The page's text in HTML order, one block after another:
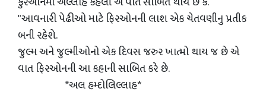
"આવનારી પેઢીઓ માટે ફિરઓનની લાશ એક ચેતવણીનુ પ્રતીક
બની રહેશે.
જુલ્મ અને જુલ્મીઓનો એક દિવસ જરુર ખાત્મો થાય જ છે એ
વાત ફિરઓનની આ કહાની સાબિત કરે છે.
*અલ હમ્દોલિલ્લાહ*